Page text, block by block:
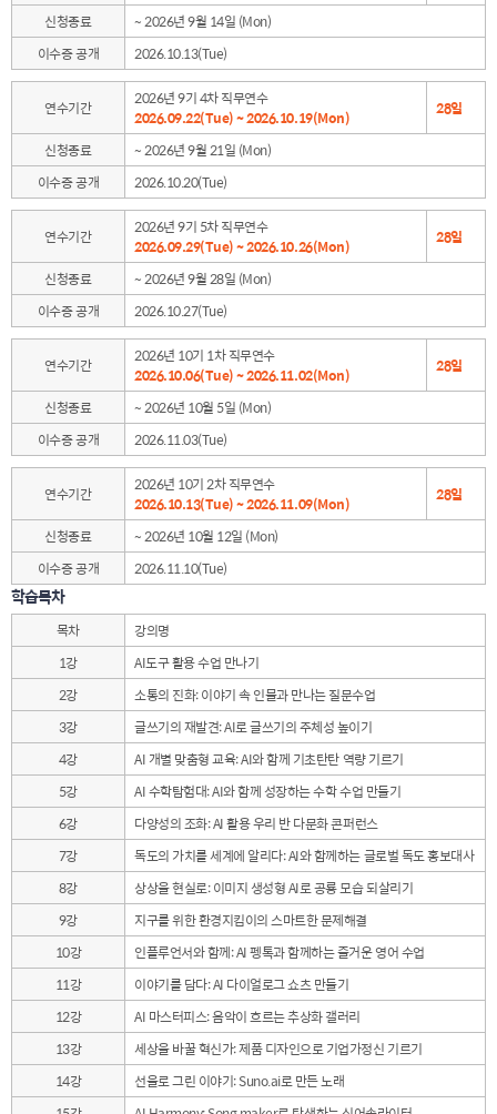
신청종료
~ 2026년 9월 14일 (Mon)
이수증 공개
2026.10.13(Tue)
연수기간
2026년 9기 4차 직무연수
2026.09.22(Tue) ~ 2026.10.19(Mon)
28일
신청종료
~ 2026년 9월 21일 (Mon)
이수증 공개
2026.10.20(Tue)
연수기간
2026년 9기 5차 직무연수
2026.09.29(Tue) ~ 2026.10.26(Mon)
28일
신청종료
~ 2026년 9월 28일 (Mon)
이수증 공개
2026.10.27(Tue)
연수기간
2026년 10기 1차 직무연수
2026.10.06(Tue) ~ 2026.11.02(Mon)
28일
신청종료
~ 2026년 10월 5일 (Mon)
이수증 공개
2026.11.03(Tue)
연수기간
2026년 10기 2차 직무연수
2026.10.13(Tue) ~ 2026.11.09(Mon)
28일
신청종료
~ 2026년 10월 12일 (Mon)
이수증 공개
2026.11.10(Tue)
학습목차
목차
강의명
1강
AI도구 활용 수업 만나기
2강
소통의 진화: 이야기 속 인물과 만나는 질문수업
3강
글쓰기의 재발견: AI로 글쓰기의 주체성 높이기
4강
AI 개별 맞춤형 교육: AI와 함께 기초탄탄 역량 기르기
5강
AI 수학탐험대: AI와 함께 성장하는 수학 수업 만들기
6강
다양성의 조화: AI 활용 우리 반 다문화 콘퍼런스
7강
독도의 가치를 세계에 알리다: AI와 함께하는 글로벌 독도 홍보대사
8강
상상을 현실로: 이미지 생성형 AI로 공룡 모습 되살리기
9강
지구를 위한 환경지킴이의 스마트한 문제해결
10강
인플루언서와 함께: AI 펭톡과 함께하는 즐거운 영어 수업
11강
이야기를 담다: AI 다이얼로그 쇼츠 만들기
12강
AI 마스터피스: 음악이 흐르는 추상화 갤러리
13강
세상을 바꿀 혁신가: 제품 디자인으로 기업가정신 기르기
14강
선율로 그린 이야기: Suno.ai로 만든 노래